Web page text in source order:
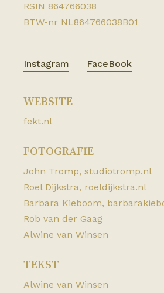
RSIN 864766038
BTW-nr NL864766038B01
Instagram FaceBook
WEBSITE
fekt.nl
FOTOGRAFIE
John Tromp,studiotromp.nl
Roel Dijkstra, roeldijkstra.nl
Barbara Kieboom,
Rob van der Gaag
Alwine van Winsen
TEKST
Alwine van Winsen